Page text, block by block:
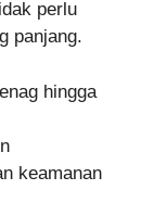
perlu
panjang.
hingga
keamanan